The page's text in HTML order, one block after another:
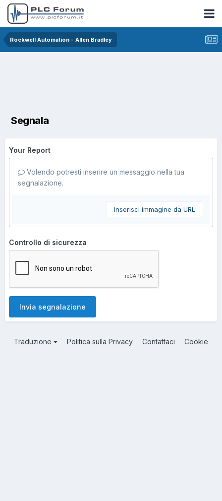
Rockwell Automation - Allen Bradley
Segnala
Your Report
Volendo potresti inserire un messaggio nella tua
segnalazione.
Inserisci immagine da URL
Controllo di sicurezza
Invia segnalazione
Traduzione Politica sulla Privacy Contattaci Cookie